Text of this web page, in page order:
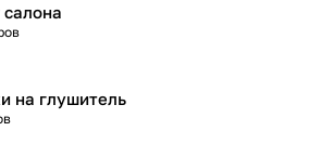
на глушитель